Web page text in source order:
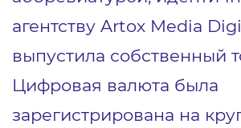
агентству Artox Media
выпустила собственный
Цифровая валюта была
зарегистрирована на